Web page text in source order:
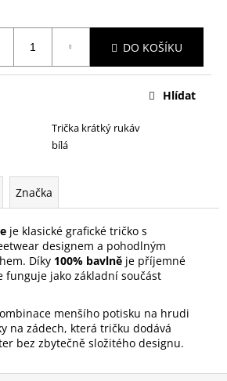
DO KOŠÍKU
Trička krátký rukáv
bílá
Hlídat
Značka
je klasické grafické tričko s
designem a pohodlným
Díky 100% bavlně je příjemné
funguje jako základní součást
menšího potisku na hrudi
na zádech, která tričku dodává
bez zbytečně složitého designu.